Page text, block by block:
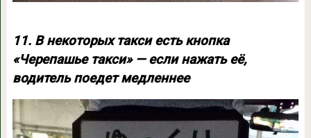
11. В некоторых такси есть кнопка
«Черепашье такси» — если нажать её,
водитель поедет медленнее